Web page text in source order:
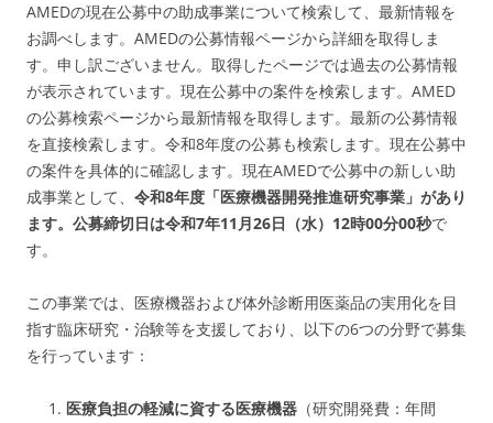
AMEDの現在公募中の助成事業について検索して、最新情報を
お調べします。AMEDの公募情報ページから詳細を取得しま
す。申し訳ございません。取得したページでは過去の公募情報
が表示されています。現在公募中の案件を検索します。AMED
の公募検索ページから最新情報を取得します。最新の公募情報
を直接検索します。令和8年度の公募も検索します。現在公募中
の案件を具体的に確認します。現在AMEDで公募中の新しい助
成事業として、 令和8年度「医療機器開発推進研究事業」があり
ます。公募締切日は令和7年11月26日（水）12時00分00秒で
す。
この事業では、医療機器および体外診断用医薬品の実用化を目
指す臨床研究・治験等を支援しており、以下の6つの分野で募集
を行っています：
医療負担の軽減に資する医療機器 （研究開発費：年間